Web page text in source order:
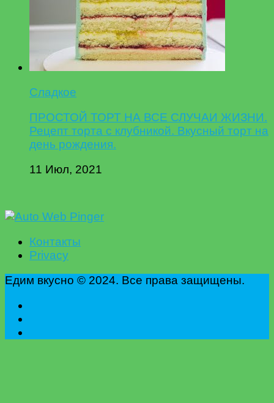
Сладкое
ПРОСТОЙ ТОРТ НА ВСЕ СЛУЧАИ ЖИЗНИ.
Рецепт торта с клубникой. Вкусный торт на
день рождения.
11 Июл, 2021
Контакты
Privacy
Едим вкусно © 2024. Все права защищены.